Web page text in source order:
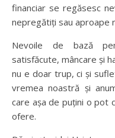
financiar se regăsesc
nepregătiți sau aproape
Nevoile de bază
satisfăcute, mâncare și
nu e doar trup, ci și
vremea noastră și
care așa de puțini o pot
ofere.